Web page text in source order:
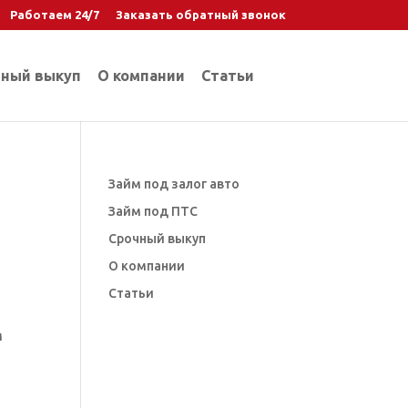
Работаем 24/7 Заказать обратный звонок
выкуп О компании Статьи
Займ под залог авто
Займ под ПТС
Срочный выкуп
О компании
Статьи